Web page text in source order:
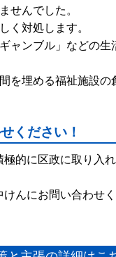
せんでした。
く対処します。
ャンブル」などの
を埋める福祉施設の
ください！
的に区政に取り入
んにお問い合わせく